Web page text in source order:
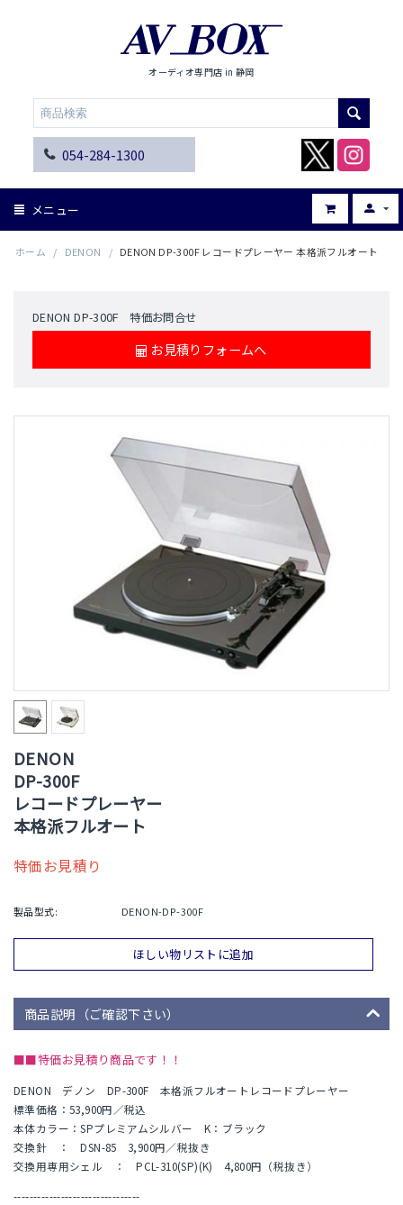
オーディオ専門店 in 静岡
054-284-1300
メニュー
ホーム / DENON / DENON DP-300F レコードプレーヤー 本格派フルオート
DENON DP-300F 特価お問合せ
お見積りフォームへ
DENON
DP-300F
レコードプレーヤー
本格派フルオート
特価お見積り
製品型式: DENON-DP-300F
ほしい物リストに追加
商品説明（ご確認下さい）
■■特価お見積り商品です！！
DENON デノン DP-300F 本格派フルオートレコードプレーヤー
標準価格：53,900円／税込
本体カラー：SPプレミアムシルバー K：ブラック
交換針 ： DSN-85 3,900円／税抜き
交換用専用シェル ： PCL-310(SP)(K) 4,800円（税抜き）
--------------------------------